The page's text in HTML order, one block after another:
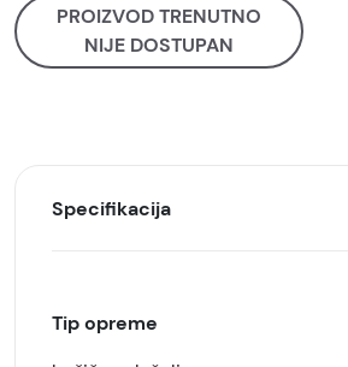
PROIZVOD TRENUTNO
NIJE DOSTUPAN
Specifikacija
Tip opreme